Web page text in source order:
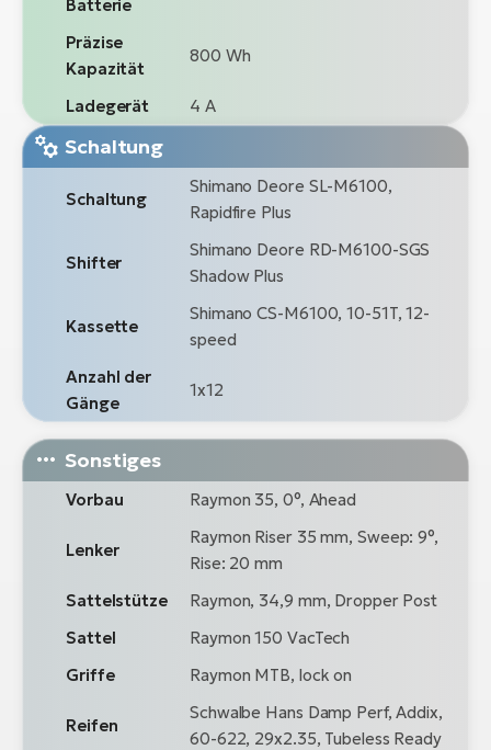
Batterie
Präzise
Kapazität
800 Wh
Ladegerät 4 A
Schaltung
Schaltung
Shimano Deore SL-M6100,
Rapidfire Plus
Shifter
Shimano Deore RD-M6100-SGS
Shadow Plus
Kassette
Shimano CS-M6100, 10-51T, 12-
speed
Anzahl der
Gänge
1x12
Sonstiges
Vorbau Raymon 35, 0°, Ahead
Lenker
Raymon Riser 35 mm, Sweep: 9°,
Rise: 20 mm
Sattelstütze
Raymon, 34,9 mm, Dropper Post
Sattel
Raymon 150 VacTech
Griffe
Raymon MTB, lock on
Reifen
Schwalbe Hans Damp Perf, Addix,
60-622, 29x2.35, Tubeless Ready